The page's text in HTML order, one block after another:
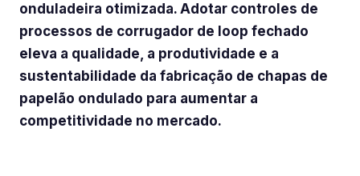
onduladeira otimizada. Adotar controles de
processos de corrugador de loop fechado
eleva a qualidade, a produtividade e a
sustentabilidade da fabricação de chapas de
papelão ondulado para aumentar a
competitividade no mercado.